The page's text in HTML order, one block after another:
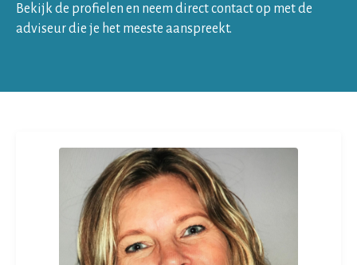
Bekijk de profielen en neem direct contact op met de
adviseur die je het meeste aanspreekt.